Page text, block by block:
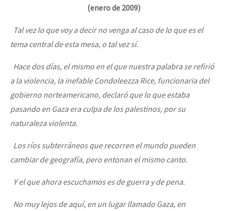
(enero de 2009)
Tal vez lo que voy a decir no venga al caso de lo que es el
tema central de esta mesa, o tal vez sí.
Hace dos días, el mismo en el que nuestra palabra se refirió
a la violencia, la inefable Condoleezza Rice, funcionaria del
gobierno norteamericano, declaró que lo que estaba
pasando en Gaza era culpa de los palestinos, por su
naturaleza violenta.
Los ríos subterráneos que recorren el mundo pueden
cambiar de geografía, pero entonan el mismo canto.
Y el que ahora escuchamos es de guerra y de pena.
No muy lejos de aquí, en un lugar llamado Gaza, en